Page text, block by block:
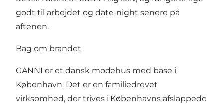
godt til arbejdet og date-night senere på
aftenen.
Bag om brandet
GANNI er et dansk modehus med base i
København. Det er en familiedrevet
virksomhed, der trives i Københavns afslappede